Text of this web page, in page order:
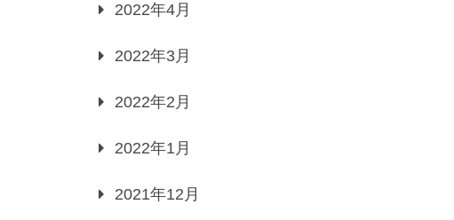
2022年4月
2022年3月
2022年2月
2022年1月
2021年12月